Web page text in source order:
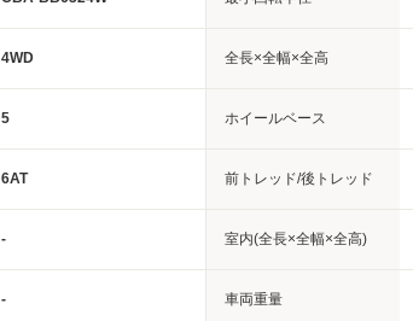
4WD 全長×全幅×全高
5 ホイールベース
6AT 前トレッド/後トレッド
- 室内(全長×全幅×全高)
- 車両重量